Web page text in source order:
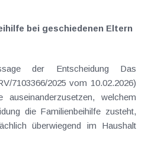
bei geschiedenen Eltern
der Entscheidung Das
7103366/2025 vom 10.02.2026)
welchem
die Familienbeihilfe zusteht,
überwiegend im Haushalt